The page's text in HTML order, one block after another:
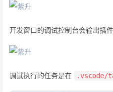
开发窗口的调试控制台会输出插
调试执行的任务是在 .vscode/